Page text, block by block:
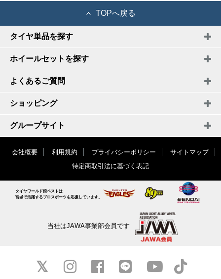
TOPへ戻る
タイヤ単品を探す
ホイールセットを探す
よくあるご質問
ショッピング
グループサイト
会社概要 利用規約 プライバシーポリシー
サイトマップ
特定商取引法に基づく表記
タイヤワールド館ベストは
宮城で活躍するプロスポーツを応援しています。
当社はJAWA事業部会員です